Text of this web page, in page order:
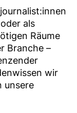
als
Räume
Branche –
wir
unsere